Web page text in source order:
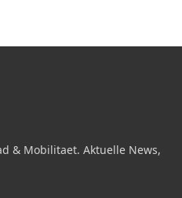
& Mobilitaet. Aktuelle News,